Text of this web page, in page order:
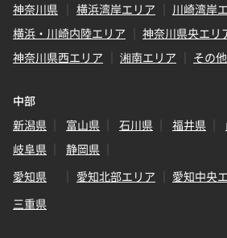
神奈川県
横浜湾岸エリア
川崎湾岸
横浜・川崎内陸エリア
神奈川県央エリ
神奈川県西エリア
湘南エリア その
中部
新潟県
富山県 石川県 福井県
岐阜県
静岡県
愛知県
愛知北部エリア 愛知中央
三重県